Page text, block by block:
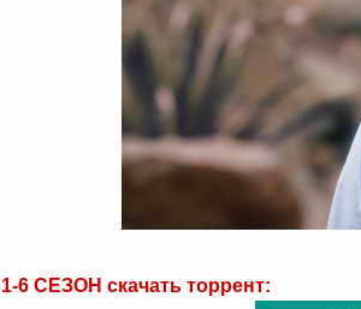
1-6 СЕЗОН скачать торрент: